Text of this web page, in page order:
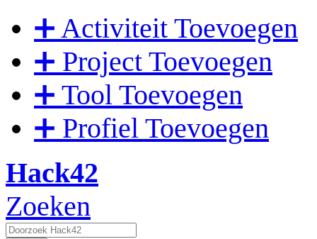
➕ Activiteit Toevoegen
➕ Project Toevoegen
➕ Tool Toevoegen
➕ Profiel Toevoegen
Hack42
Zoeken